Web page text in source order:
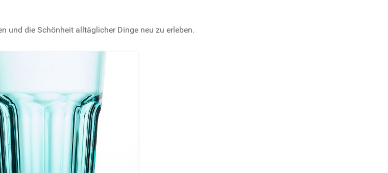
und die Schönheit alltäglicher Dinge neu zu erleben.